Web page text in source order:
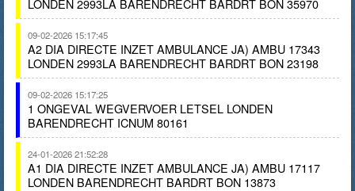
LONDEN 2993LA BARENDRECHT BARDRT BON 35970
09-02-2026 15:17:45
A2 DIA DIRECTE INZET AMBULANCE JA) AMBU 17343
LONDEN 2993LA BARENDRECHT BARDRT BON 23198
09-02-2026 15:17:25
1 ONGEVAL WEGVERVOER LETSEL LONDEN
BARENDRECHT ICNUM 80161
24-01-2026 21:52:28
A1 DIA DIRECTE INZET AMBULANCE JA) AMBU 17117
LONDEN BARENDRECHT BARDRT BON 13873